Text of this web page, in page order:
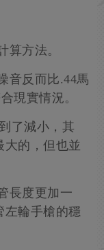
算方法。
音反而比.44馬
現實情況。
了減小，其
大的，但也並
長度更加一
左輪手槍的穩